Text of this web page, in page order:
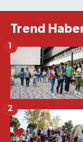
Trend
1
2